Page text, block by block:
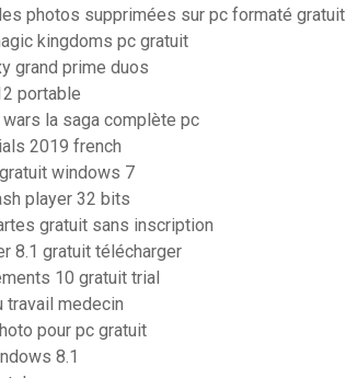
photos supprimées sur pc formaté gratuit
kingdoms pc gratuit
grand prime duos
portable
la saga complète pc
2019 french
windows 7
player 32 bits
gratuit sans inscription
8.1 gratuit télécharger
10 gratuit trial
travail medecin
pour pc gratuit
8.1